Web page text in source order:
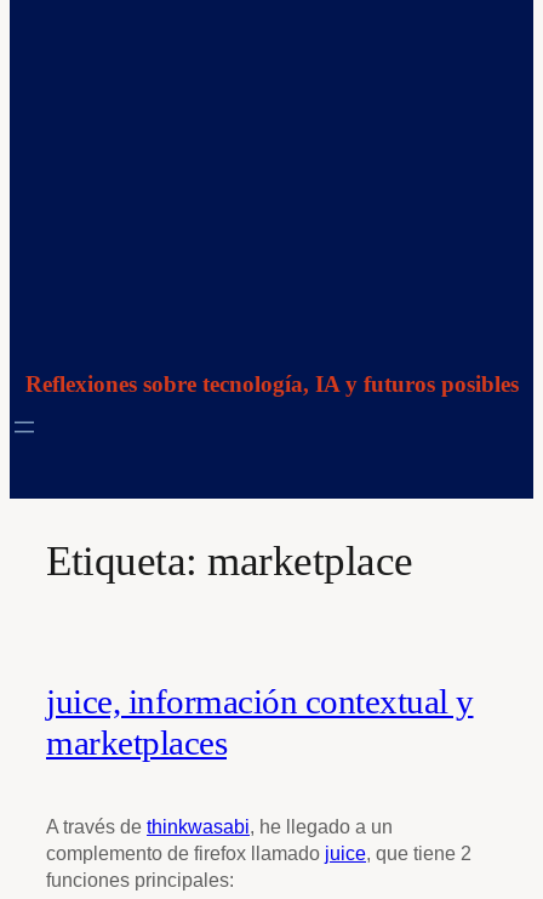
Reflexiones sobre tecnología, IA y futuros posibles
Etiqueta: marketplace
juice, información contextual y
marketplaces
A través de thinkwasabi, he llegado a un
complemento de firefox llamado juice, que tiene 2
funciones principales: